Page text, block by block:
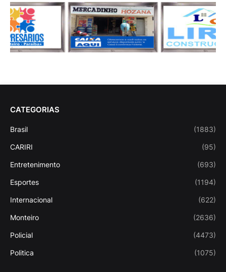
CATEGORIAS
Brasil (1883)
CARIRI (95)
Entretenimento (693)
Esportes (1194)
Internacional (622)
Monteiro (2636)
Policial (4473)
Politica (1075)